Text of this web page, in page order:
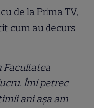
de la Prima TV,
cum au decurs
Facultatea
Îmi petrec
ani așa am